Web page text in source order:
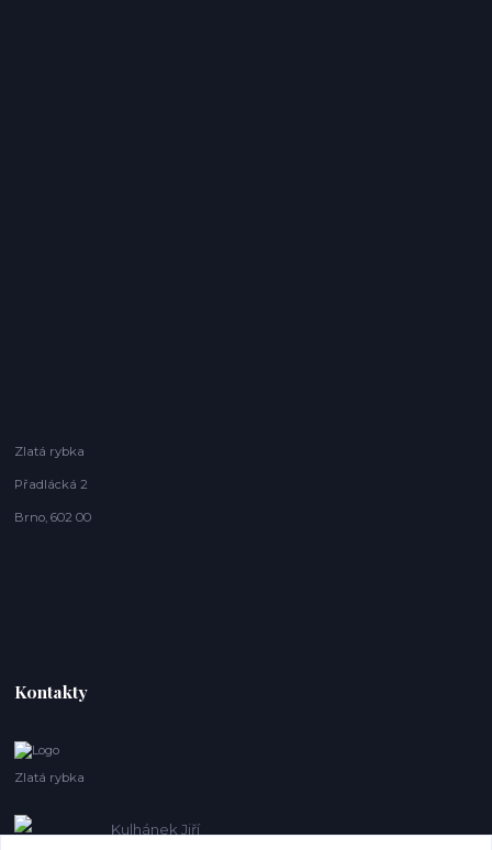
Zlatá rybka
Přadlácká 2
Brno, 602 00
Kontakty
Zlatá rybka
Kulhánek Jiří